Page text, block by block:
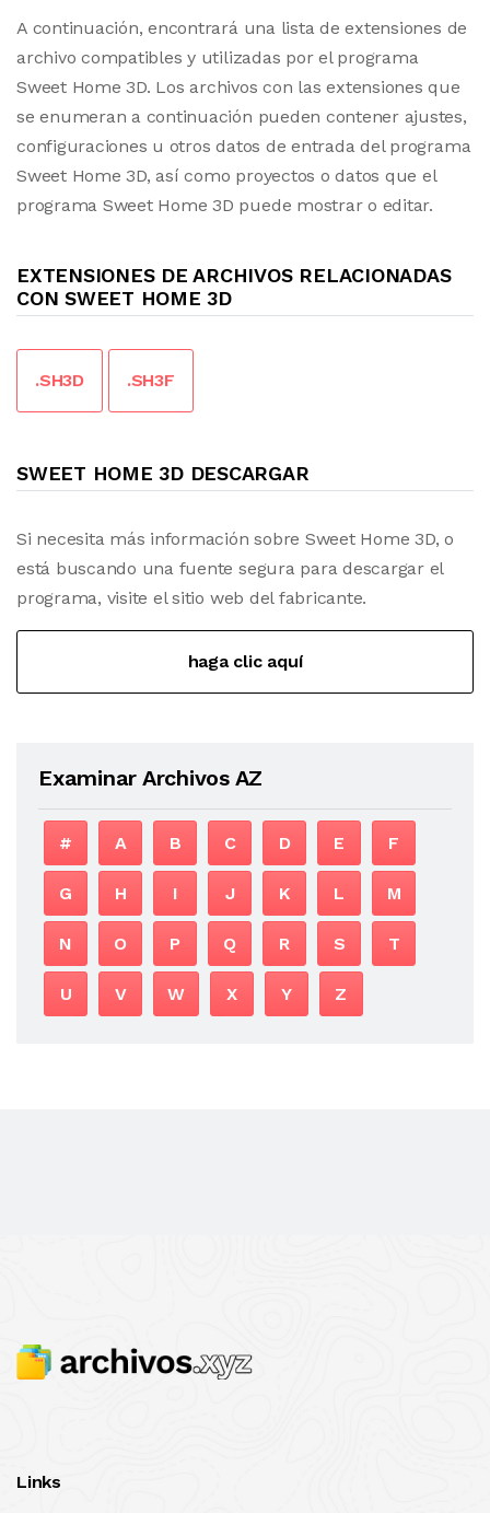
A continuación, encontrará una lista de extensiones de
archivo compatibles y utilizadas por el programa
Sweet Home 3D. Los archivos con las extensiones que
se enumeran a continuación pueden contener ajustes,
configuraciones u otros datos de entrada del programa
Sweet Home 3D, así como proyectos o datos que el
programa Sweet Home 3D puede mostrar o editar.
EXTENSIONES DE ARCHIVOS RELACIONADAS
CON SWEET HOME 3D
.SH3D .SH3F
SWEET HOME 3D DESCARGAR
Si necesita más información sobre Sweet Home 3D, o
está buscando una fuente segura para descargar el
programa, visite el sitio web del fabricante.
haga clic aquí
Examinar Archivos AZ
# A B C D E F
G H I J K L M
N O P Q R S T
U V W X Y Z
Links